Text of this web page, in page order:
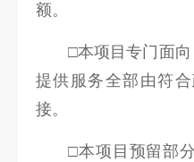
额。
□本项目专门面
提供服务全部由符
接。
□本项目预留部